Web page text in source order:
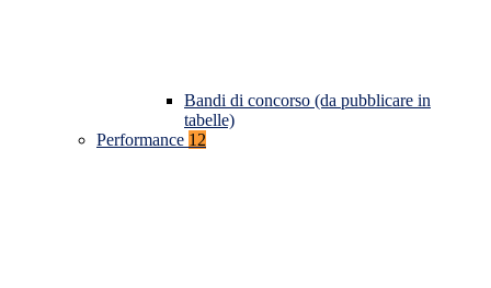
Bandi di concorso (da pubblicare in
tabelle)
Performance 12